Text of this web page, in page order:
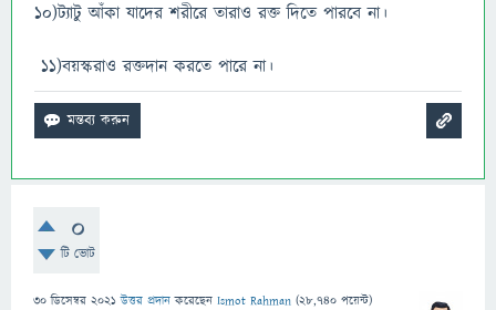
১০)ট্যাটু আঁকা যাদের শরীরে তারাও রক্ত দিতে পারবে না।
১১)বয়স্করাও রক্তদান করতে পারে না।
0
টি ভোট
30 ডিসেম্বর 2021 উত্তর প্রদান করেছেন Ismot Rahman (28,740 পয়েন্ট)